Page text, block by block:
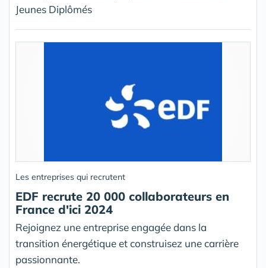
Jeunes Diplômés
Les entreprises qui recrutent
EDF recrute 20 000 collaborateurs en
France d'ici 2024
Rejoignez une entreprise engagée dans la
transition énergétique et construisez une carrière
passionnante.